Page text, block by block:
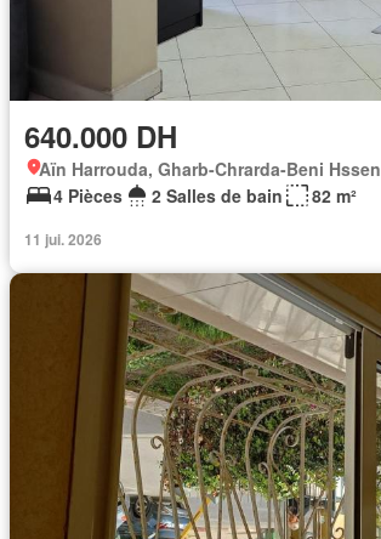
640.000 DH
Aïn Harrouda, Gharb-Chrarda-Beni Hssen
4 Pièces
2 Salles de bain 82 m²
11 jui. 2026